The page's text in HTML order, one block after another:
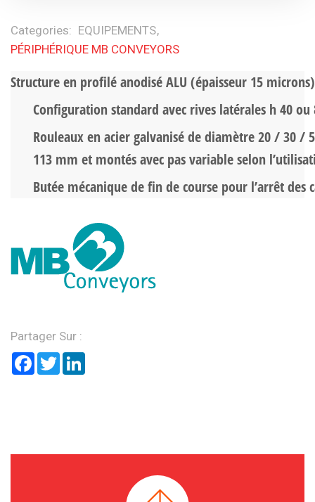
Categories: EQUIPEMENTS
PÉRIPHÉRIQUE MB CONVEYORS
Structure en profilé anodisé ALU (épaisseur 15
Configuration standard avec rives latérales h 40
Rouleaux en acier galvanisé de diamètre 20 / 30 /
113 mm et montés avec pas variable selon
Butée mécanique de fin de course pour l’arrêt des
Partager Sur :
Facebook
Twitter